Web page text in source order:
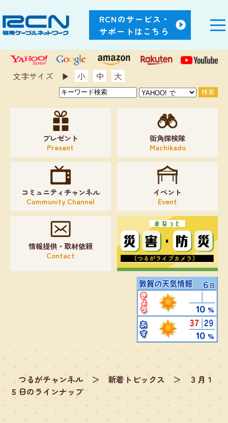
RCNのサービス・
サポートはこちら
文字サイズ ▶︎ 小 中 大
プレゼント
Present
街角探検隊
Machikado
コミュニティチャンネル
Community Channel
イベント
Event
情報提供・取材依頼
Contact
つるがチャンネル ＞ 新着トピックス ＞
３月１
５日のラインナップ